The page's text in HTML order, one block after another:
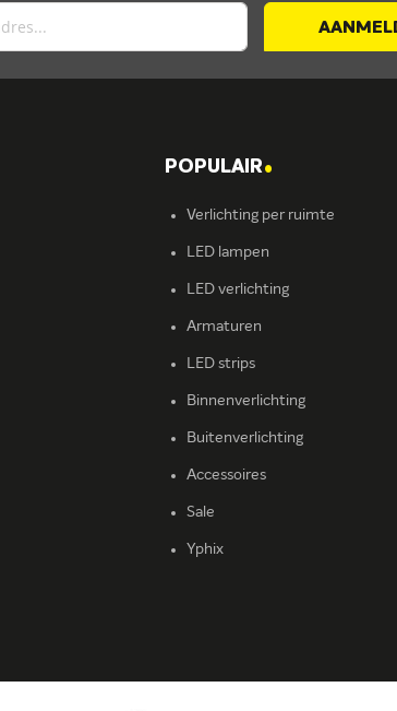
POPULAIR.
Verlichting per ruimte
LED lampen
LED verlichting
Armaturen
LED strips
Binnenverlichting
Buitenverlichting
Accessoires
Sale
Yphix